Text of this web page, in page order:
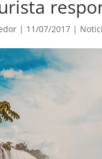
| 11/07/2017 |